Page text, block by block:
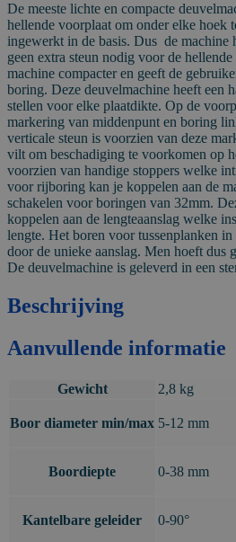
De meeste lichte en compacte
hellende voorplaat om onder elke hoek
ingewerkt in de basis. Dus de machine
geen extra steun nodig voor de
machine compacter en geeft de
boring. Deze deuvelmachine heeft een
stellen voor elke plaatdikte. Op de
markering van middenpunt en boring
verticale steun is voorzien van deze
vilt om beschadiging te voorkomen op
voorzien van handige stoppers welke
voor rijboring kan je koppelen aan de
schakelen voor boringen van 32mm.
koppelen aan de lengteaanslag welke
lengte. Het boren voor tussenplanken
door de unieke aanslag. Men hoeft dus
De deuvelmachine is geleverd in een
Beschrijving
Aanvullende informatie
Gewicht 2,8 kg
Boor diameter min/max 5-12 mm
Boordiepte 0-38 mm
Kantelbare geleider 0-90°